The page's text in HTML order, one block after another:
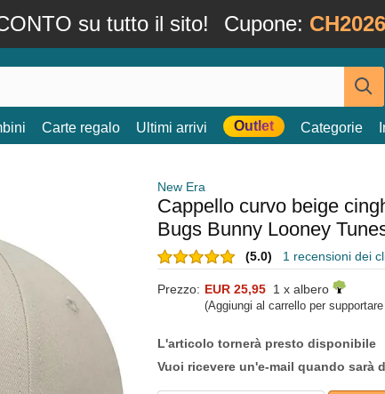
su tutto il sito! Cupone: CH2026
Carte regalo Ultimi arrivi Outlet Categorie
New Era
Cappello curvo beige
Bugs Bunny Looney
(5.0) 1 recensioni dei
Prezzo: EUR 25,95 1 x albero
(Aggiungi al carrello per supportare
L'articolo tornerà presto disponibile
Vuoi ricevere un'e-mail quando sarà